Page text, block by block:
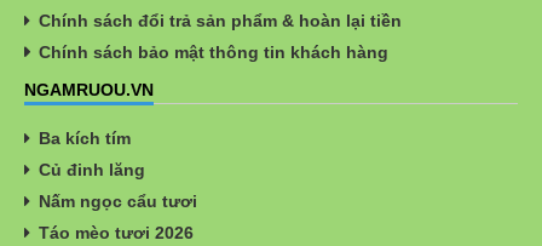
Chính sách đổi trả sản phẩm & hoàn lại tiền
Chính sách bảo mật thông tin khách hàng
NGAMRUOU.VN
Ba kích tím
Củ đinh lăng
Nấm ngọc cẩu tươi
Táo mèo tươi 2026